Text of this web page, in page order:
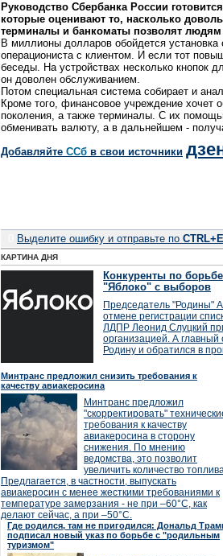
Руководство Сбербанка России
которые оценивают то, насколько
терминалы и банкоматы позволят
В миллионы долларов обойдется
операциониста с клиентом. И если тот
беседы. На устройствах несколько кнопок
он доволен обслуживанием.
Потом специальная система собирает и
Кроме того, финансовое учреждение хочет
поколения, а также терминалы. С их
обменивать валюту, а в дальнейшем -
Добавляйте CСб в свои источники
Выделите ошибку и отправьте по
КАРТИНА ДНЯ
Конкуренты по
"Яблоко" с выборов
Председатель "Родины"
отмене регистрации
ЛДПР Леонид Слуцкий
организацией. А
Родину и обратился в
Минтранс предложил снизить требования к
качеству авиакеросина
Минтранс предложил
"скорректировать"
требования к качеству
авиакеросина в сторону
снижения. По мнению
ведомства, это позволит
увеличить количество
Предлагается, в частности, выпускать
авиакеросин с менее жесткими требованиями к
температуре замерзания - не при –60°C, как
делают сейчас, а при –50°C.
Где родился, там не пригодился: Дональд
подписал новый указ по борьбе с "родильным
туризмом"